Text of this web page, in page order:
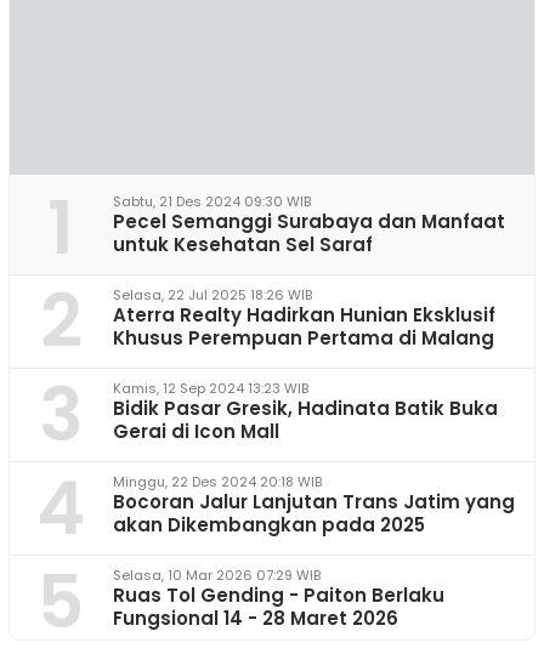
1 Sabtu, 21 Des 2024 09:30 WIB
Pecel Semanggi Surabaya dan Manfaat
untuk Kesehatan Sel Saraf
2 Selasa, 22 Jul 2025 18:26 WIB
Aterra Realty Hadirkan Hunian Eksklusif
Khusus Perempuan Pertama di Malang
3 Kamis, 12 Sep 2024 13:23 WIB
Bidik Pasar Gresik, Hadinata Batik Buka
Gerai di Icon Mall
4 Minggu, 22 Des 2024 20:18 WIB
Bocoran Jalur Lanjutan Trans Jatim yang
akan Dikembangkan pada 2025
5 Selasa, 10 Mar 2026 07:29 WIB
Ruas Tol Gending - Paiton Berlaku
Fungsional 14 - 28 Maret 2026